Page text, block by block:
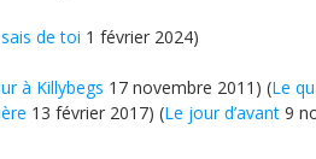
de toi 1 février 2024)
à Killybegs 17 novembre 2011) (Le
13 février 2017) (Le jour d’avant 9